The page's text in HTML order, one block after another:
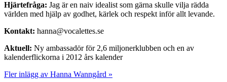
Hjärtefråga: Jag är en naiv idealist som gärna skulle vilja rädda
världen med hjälp av godhet, kärlek och respekt inför allt levande.
Kontakt: hanna@vocalettes.se
Aktuell: Ny ambassadör för 2,6 miljonerklubben och en av
kalenderflickorna i 2012 års kalender
Fler inlägg av Hanna Wanngård »